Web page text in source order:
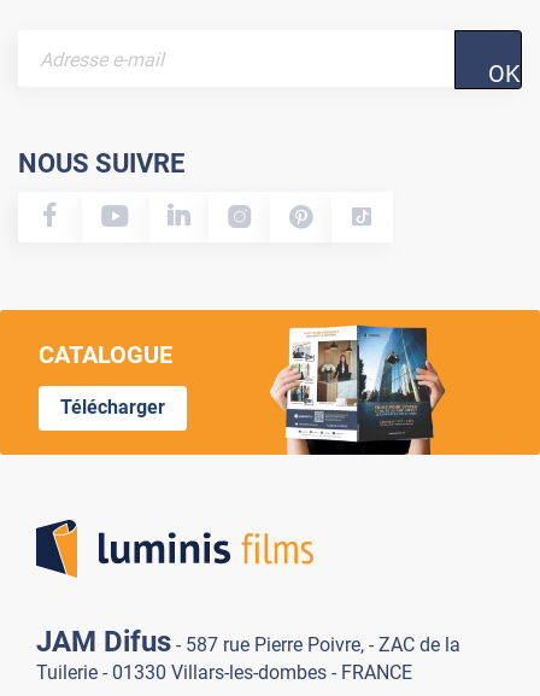
OK
NOUS SUIVRE
CATALOGUE
Télécharger
JAM Difus - 587 rue Pierre Poivre, - ZAC de la
Tuilerie - 01330 Villars-les-dombes - FRANCE